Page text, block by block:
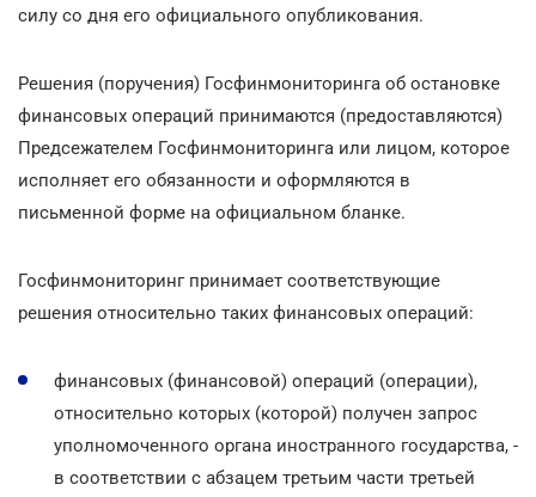
силу со дня его официального опубликования.
Решения (поручения) Госфинмониторинга об остановке
финансовых операций принимаются (предоставляются)
Предсежателем Госфинмониторинга или лицом, которое
исполняет его обязанности и оформляются в
письменной форме на официальном бланке.
Госфинмониторинг принимает соответствующие
решения относительно таких финансовых операций:
финансовых (финансовой) операций (операции),
относительно которых (которой) получен запрос
уполномоченного органа иностранного государства, -
в соответствии с абзацем третьим части третьей